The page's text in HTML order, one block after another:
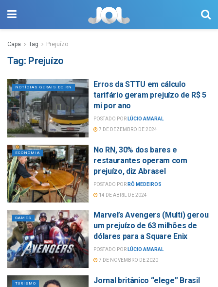
Capa Tag Prejuízo
Tag: Prejuízo
NOTÍCIAS GERAIS DO RN
Erros da STTU em cálculo
tarifário geram prejuízo de R$ 5
mi por ano
POSTADO POR LÚCIO AMARAL
7 DE DEZEMBRO DE 2024
ECONOMIA
No RN, 30% dos bares e
restaurantes operam com
prejuízo, diz Abrasel
POSTADO POR RÔ MEDEIROS
14 DE ABRIL DE 2024
GAMES
Marvel’s Avengers (Multi) gerou
um prejuízo de 63 milhões de
dólares para a Square Enix
POSTADO POR LÚCIO AMARAL
7 DE NOVEMBRO DE 2020
TURISMO
Jornal britânico “elege” Brasil